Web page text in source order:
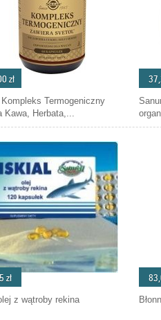
zł
Termogeniczny
Kawa, Herbata,...
zł
z wątroby rekina